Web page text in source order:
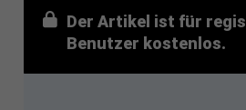
Der Artikel ist für
Benutzer kostenlos.